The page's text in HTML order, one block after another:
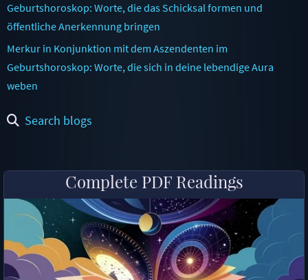
Geburtshoroskop: Worte, die das Schicksal formen und
öffentliche Anerkennung bringen
Merkur in Konjunktion mit dem Aszendenten im
Geburtshoroskop: Worte, die sich in deine lebendige Aura
weben
Search blogs
Complete PDF Readings